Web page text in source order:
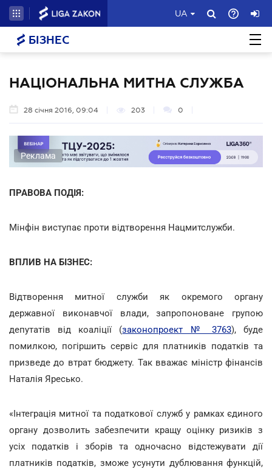
UA
БІЗНЕС
НАЦІОНАЛЬНА МИТНА СЛУЖБА
28 січня 2016, 09:04 203 0
Реклама
ПРАВОВА ПОДІЯ:
Мінфін виступає проти відтворення Нацмитслужби.
ВПЛИВ НА БІЗНЕС:
Відтворення митної служби як окремого органу
державної виконавчої влади, запропоноване групою
депутатів від коаліції (законопроект № 3763), буде
помилкою, погіршить сервіс для платників податків та
призведе до втрат бюджету. Так вважає міністр фінансів
Наталія Яресько.
«Інтеграція митної та податкової служб у рамках єдиного
органу дозволить забезпечити кращу оцінку ризиків з
усіх податків і зборів та одночасно відстежувати дії
платників податків, зможе усунути дублювання функцій,